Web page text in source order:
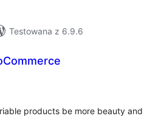
Testowana z 6.9.6
products be more beauty and